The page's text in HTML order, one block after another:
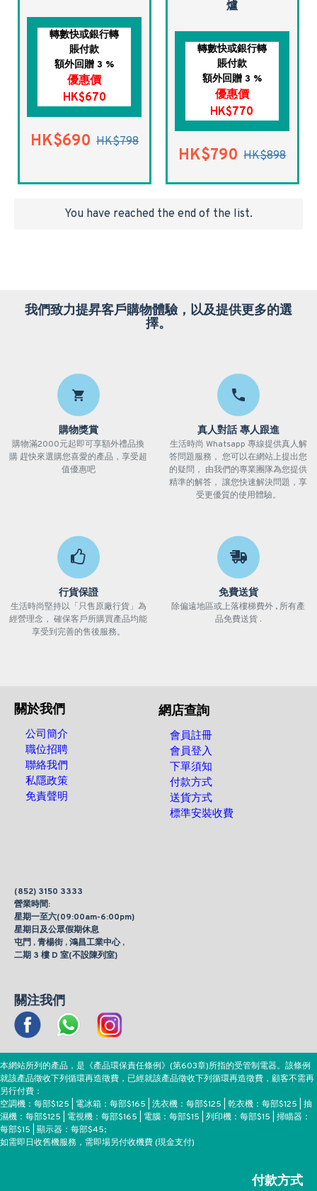
轉數快或銀行轉
賬付款
額外回贈 3 %
優惠價
HK$670
HK$690 HK$798
爐
轉數快或銀行轉
賬付款
額外回贈 3 %
優惠價
HK$770
HK$790 HK$898
You have reached the end of the list.
我們致力提昇客戶購物體驗，以及提供更多的選
擇。
購物獎賞
購物滿2000元起即可享額外禮品換
購 趕快來選購您喜愛的產品，享受超
值優惠吧
真人對話 專人跟進
生活時尚 Whatsapp 專線提供真人解
答問題服務， 您可以在網站上提出您
的疑問， 由我們的專業團隊為您提供
精準的解答， 讓您快速解決問題，享
受更優質的使用體驗。
行貨保證
生活時尚堅持以「只售原廠行貨」為
經營理念， 確保客戶所購買產品均能
享受到完善的售後服務。
免費送貨
除偏遠地區或上落樓梯費外 , 所有產
品免費送貨 .
關於我們
公司簡介
職位招聘
聯絡我們
私隱政策
免責聲明
網店查詢
會員註冊
會員登入
下單須知
付款方式
送貨方式
標準安裝收費
(852) 3150 3333
營業時間:
星期一至六(09:00am-6:00pm)
星期日及公眾假期休息
屯門 , 青楊街 , 鴻昌工業中心 ,
二期 3 樓 D 室(不設陳列室)
關注我們
本網站所列的產品，是《產品環保責任條例》(第603章)所指的受管制電器。該條例
就該產品徵收下列循環再造徵費，已經就該產品徵收下列循環再造徵費，顧客不需再
另行付費：
空調機：每部$125 | 電冰箱：每部$165 | 洗衣機：每部$125 | 乾衣機：每部$125 | 抽
濕機：每部$125 | 電視機：每部$165 | 電腦：每部$15 | 列印機：每部$15 | 掃瞄器：
每部$15 | 顯示器：每部$45;
如需即日收舊機服務，需即場另付收機費 (現金支付)
付款方式